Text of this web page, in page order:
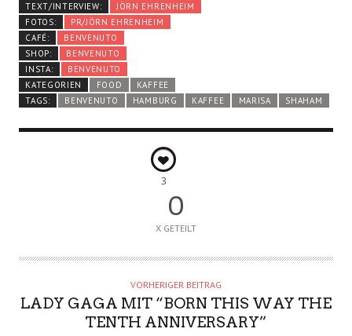
TEXT/INTERVIEW:
JÖRN EHRENHEIM
FOTOS:
PR/JÖRN EHRENHEIM
CAFÉ:
BENVENUTO
SHOP:
BENVENUTO
INSTA:
BENVENUTO
KATEGORIEN
FOOD
KAFFEE
TAGS:
BENVENUTO HAMBURG KAFFEE MARISA SHAHAM
3
0
X GETEILT
VORHERIGER BEITRAG
LADY GAGA MIT “BORN THIS WAY THE
TENTH ANNIVERSARY”